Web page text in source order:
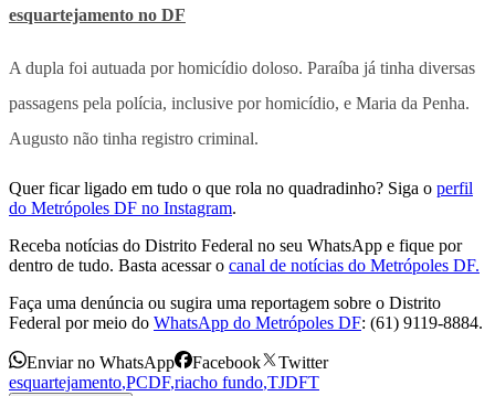
esquartejamento no DF
A dupla foi autuada por homicídio doloso. Paraíba já tinha diversas
passagens pela polícia, inclusive por homicídio, e Maria da Penha.
Augusto não tinha registro criminal.
Quer ficar ligado em tudo o que rola no quadradinho? Siga o perfil
do Metrópoles DF no Instagram.
Receba notícias do Distrito Federal no seu WhatsApp e fique por
dentro de tudo. Basta acessar o canal de notícias do Metrópoles DF.
Faça uma denúncia ou sugira uma reportagem sobre o Distrito
Federal por meio do WhatsApp do Metrópoles DF: (61) 9119-8884.
Enviar no WhatsApp Facebook
Twitter
esquartejamento,PCDF,riacho fundo,TJDFT